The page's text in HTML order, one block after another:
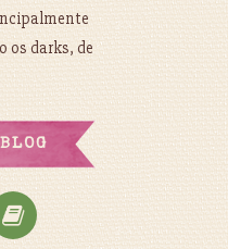
os darks, de